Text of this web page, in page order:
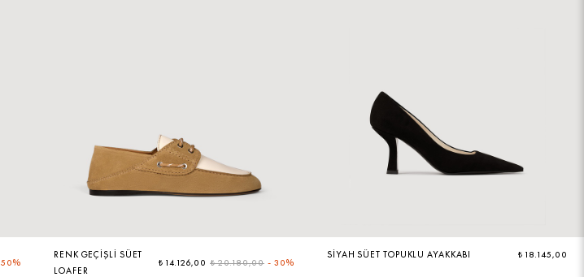
50%
RENK GEÇIŞLI SÜET
LOAFER
₺ 14.126,00 ₺ 20.180,00 - 30%
SIYAH SÜET TOPUKLU AYAKKABI ₺ 18.145,00